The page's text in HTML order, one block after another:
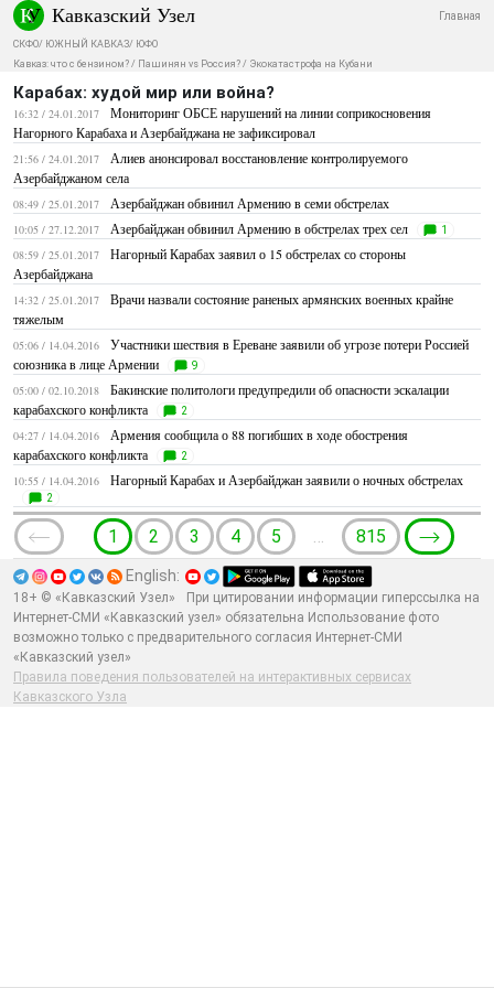
Кавказский Узел Главная
СКФО/ ЮЖНЫЙ КАВКАЗ/ ЮФО
Кавказ: что с бензином? / Пашинян vs Россия? / Экокатастрофа на Кубани
Карабах: худой мир или война?
16:32 / 24.01.2017
Мониторинг ОБСЕ нарушений на линии соприкосновения
Нагорного Карабаха и Азербайджана не зафиксировал
21:56 / 24.01.2017
Алиев анонсировал восстановление контролируемого
Азербайджаном села
08:49 / 25.01.2017 Азербайджан обвинил Армению в семи обстрелах
10:05 / 27.12.2017 Азербайджан обвинил Армению в обстрелах трех сел 1
08:59 / 25.01.2017
Нагорный Карабах заявил о 15 обстрелах со стороны
Азербайджана
14:32 / 25.01.2017
Врачи назвали состояние раненых армянских военных крайне
тяжелым
05:06 / 14.04.2016
Участники шествия в Ереване заявили об угрозе потери Россией
союзника в лице Армении
9
05:00 / 02.10.2018
Бакинские политологи предупредили об опасности эскалации
карабахского конфликта
2
04:27 / 14.04.2016
Армения сообщила о 88 погибших в ходе обострения
карабахского конфликта
2
10:55 / 14.04.2016 Нагорный Карабах и Азербайджан заявили о ночных обстрелах
2
1 2 3 4 5 … 815
English:
18+ © «Кавказский Узел»
При цитировании информации гиперссылка на
Интернет-СМИ «Кавказский узел» обязательна Использование фото
возможно только с предварительного согласия Интернет-СМИ
«Кавказский узел»
Правила поведения пользователей на интерактивных сервисах
Кавказского Узла